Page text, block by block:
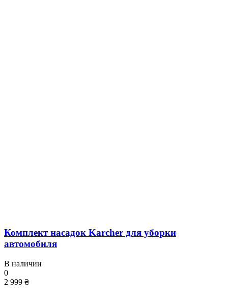
Комплект насадок Karcher для уборки
автомобиля
В наличии
0
2 999 ₴